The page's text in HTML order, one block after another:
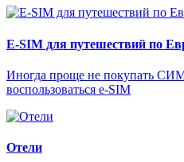
E-SIM для путешествий по
Иногда проще не покупать СИМ
воспользоваться e-SIM
Отели